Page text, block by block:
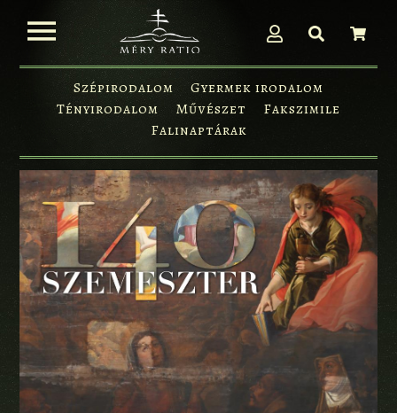
Szépirodalom
Gyermek irodalom
Tényirodalom
Művészet
Fakszimile
Falinaptárak